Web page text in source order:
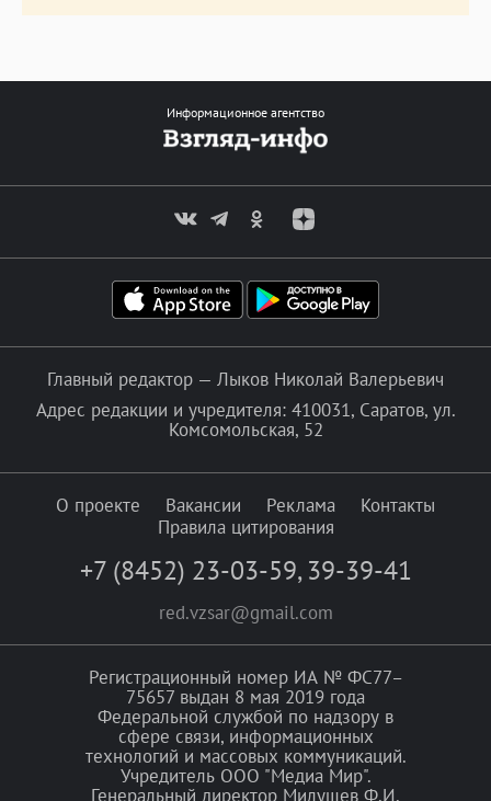
Информационное агентство
Главный редактор — Лыков Николай Валерьевич
Адрес редакции и учредителя: 410031, Саратов, ул.
Комсомольская, 52
О проекте Вакансии Реклама
Контакты
Правила цитирования
+7 (8452) 23-03-59, 39-39-41
red.vzsar@gmail.com
Регистрационный номер ИА № ФС77–
75657 выдан 8 мая 2019 года
Федеральной службой по надзору в
сфере связи, информационных
технологий и массовых коммуникаций.
Учредитель ООО "Медиа Мир".
Генеральный директор Милушев Ф.И.